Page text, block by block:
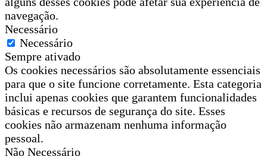
navegação.
Necessário
Necessário
Sempre ativado
Os cookies necessários são absolutamente essenciais
para que o site funcione corretamente. Esta categoria
inclui apenas cookies que garantem funcionalidades
básicas e recursos de segurança do site. Esses
cookies não armazenam nenhuma informação
pessoal.
Não Necessário